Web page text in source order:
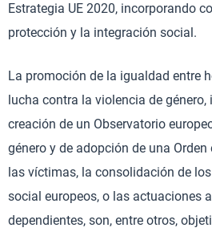
Estrategia UE 2020, incorporando
protección y la integración social.
La promoción de la igualdad entre
lucha contra la violencia de
creación de un Observatorio
género y de adopción de una
las víctimas, la consolidación de
social europeos, o las actuaciones
dependientes, son, entre otros,